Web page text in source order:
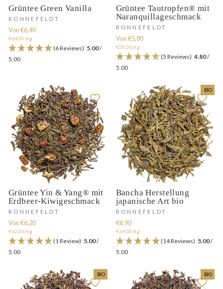
Grüntee Green Vanilla
RONNEFELDT
Von €6,40
€64,00/kg
(6 Reviews) 5.00/
5.00
Grüntee Tautropfen® mit
Naranquillageschmack
RONNEFELDT
Von €5,80
€58,00/kg
(5 Reviews) 4.80/
5.00
Grüntee Yin & Yang® mit
Erdbeer-Kiwigeschmack
RONNEFELDT
Von €6,20
€62,00/kg
(1 Review) 5.00/
5.00
BIO
Bancha Herstellung
japanische Art bio
RONNEFELDT
€6,90
€69,00/kg
(14 Reviews) 5.00/
5.00
BIO BIO